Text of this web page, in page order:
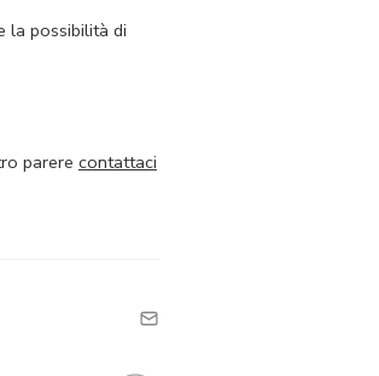
la possibilità di
parere contattaci